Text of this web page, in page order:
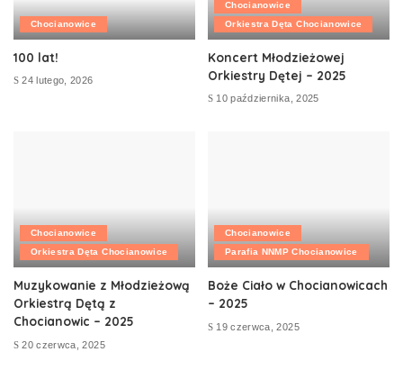
Chocianowice
100 lat!
24 lutego, 2026
Chocianowice
Orkiestra Dęta Chocianowice
Koncert Młodzieżowej
Orkiestry Dętej – 2025
10 października, 2025
Chocianowice
Orkiestra Dęta Chocianowice
Muzykowanie z Młodzieżową
Orkiestrą Dętą z
Chocianowic – 2025
20 czerwca, 2025
Chocianowice
Parafia NNMP Chocianowice
Boże Ciało w Chocianowicach
– 2025
19 czerwca, 2025